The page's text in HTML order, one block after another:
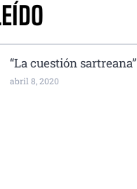
“La cuestión sartreana”
abril 8, 2020